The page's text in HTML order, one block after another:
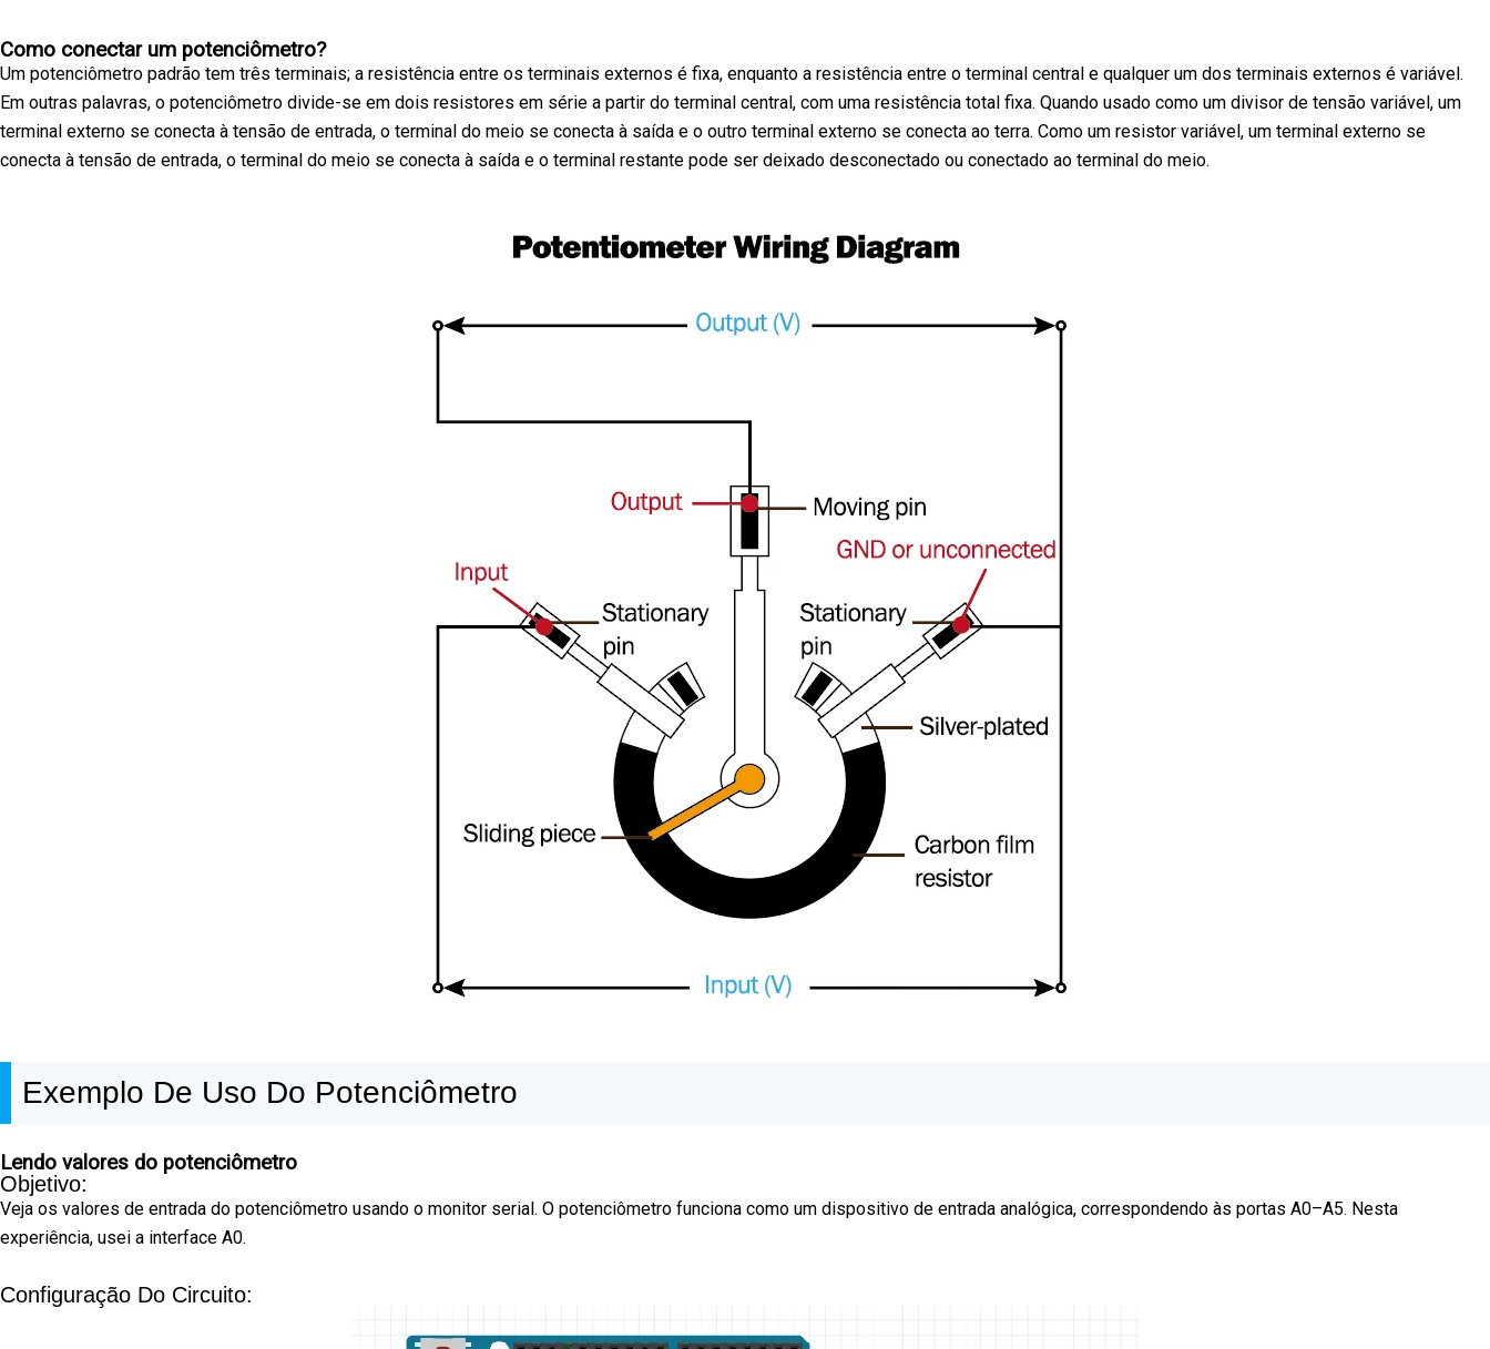
Como conectar um potenciômetro?
Um potenciômetro padrão tem três terminais; a resistência entre os terminais externos é fixa, enquanto a resistência entre o terminal central e qualquer um dos terminais externos é variável.
Em outras palavras, o potenciômetro divide-se em dois resistores em série a partir do terminal central, com uma resistência total fixa. Quando usado como um divisor de tensão variável, um
terminal externo se conecta à tensão de entrada, o terminal do meio se conecta à saída e o outro terminal externo se conecta ao terra. Como um resistor variável, um terminal externo se
conecta à tensão de entrada, o terminal do meio se conecta à saída e o terminal restante pode ser deixado desconectado ou conectado ao terminal do meio.
Exemplo De Uso Do Potenciômetro
Lendo valores do potenciômetro
Objetivo:
Veja os valores de entrada do potenciômetro usando o monitor serial. O potenciômetro funciona como um dispositivo de entrada analógica, correspondendo às portas A0–A5. Nesta
experiência, usei a interface A0.
Configuração Do Circuito: